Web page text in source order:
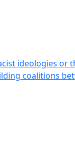
ideologies or
coalitions